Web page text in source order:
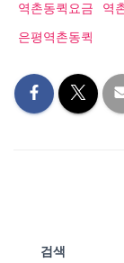
역촌동퀵요금
역
은평역촌동퀵
검색